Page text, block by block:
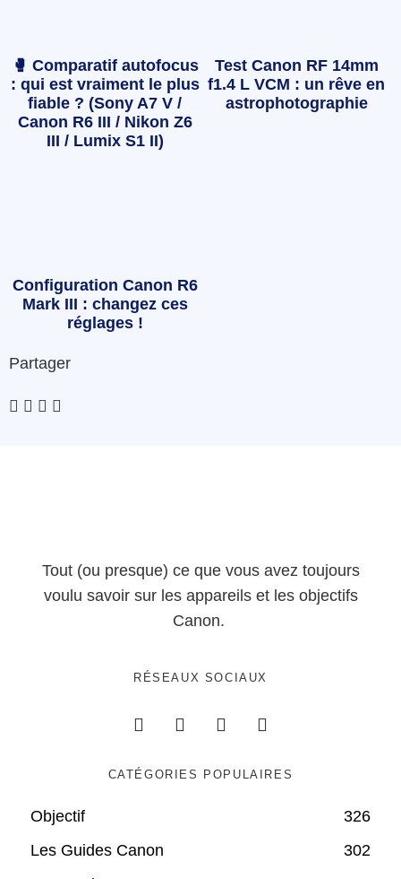
🥊 Comparatif autofocus
: qui est vraiment le plus
fiable ? (Sony A7 V /
Canon R6 III / Nikon Z6
III / Lumix S1 II)
Test Canon RF 14mm
f1.4 L VCM : un rêve en
astrophotographie
Configuration Canon R6
Mark III : changez ces
réglages !
Partager
Tout (ou presque) ce que vous avez toujours
voulu savoir sur les appareils et les objectifs
Canon.
RÉSEAUX SOCIAUX
CATÉGORIES POPULAIRES
Objectif
326
Les Guides Canon
302